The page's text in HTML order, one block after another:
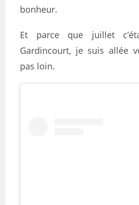
bonheur.
Et parce que juillet
Gardincourt, je suis allée
pas loin.